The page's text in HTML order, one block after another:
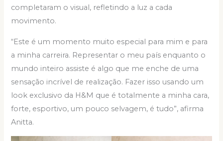
completaram o visual, refletindo a luz a cada
movimento.
“Este é um momento muito especial para mim e para
a minha carreira. Representar o meu país enquanto o
mundo inteiro assiste é algo que me enche de uma
sensação incrível de realização. Fazer isso usando um
look exclusivo da H&M que é totalmente a minha cara,
forte, esportivo, um pouco selvagem, é tudo”, afirma
Anitta.